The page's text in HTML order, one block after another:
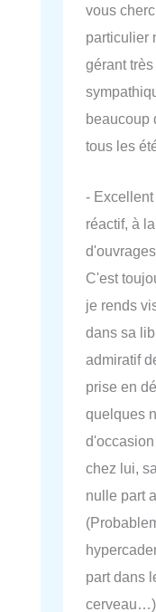
vous
particulier
gérant
beaucoup
tous les
-
réactif, à
C'est
je rends
dans sa
admiratif
prise en
quelques
chez lui,
nulle part
part dans